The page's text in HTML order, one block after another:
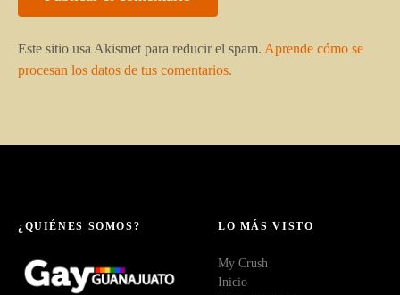
Este sitio usa Akismet para reducir el spam. Aprende cómo se
procesan los datos de tus comentarios.
¿QUIÉNES SOMOS? LO MÁS VISTO
My Crush
Inicio